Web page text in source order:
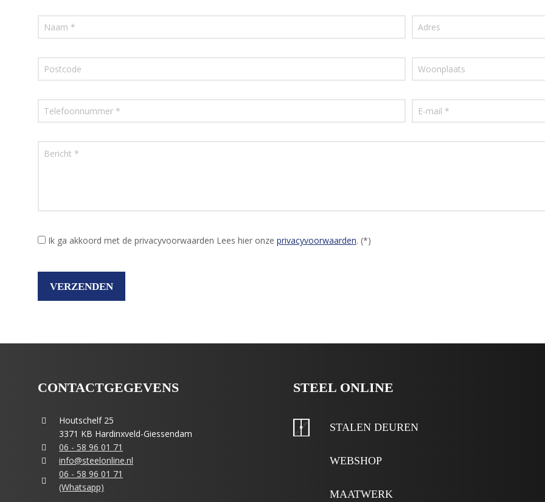
Ik ga akkoord met de privacyvoorwaarden Lees hier onze privacyvoorwaarden. (*)
CONTACTGEGEVENS
Houtschelf 25
3371 KB Hardinxveld-Giessendam
06 - 58 96 01 71
info@steelonline.nl
06 - 58 96 01 71
(Whatsapp)
STEEL ONLINE
STALEN DEUREN
WEBSHOP
MAATWERK